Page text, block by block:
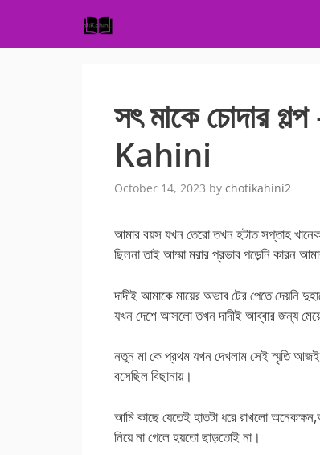
content
সৎ মাকে চোদার
Kahini
October 14, 2023 by chotikahini2
আমার বয়স যখন তেরো তখন হটাত সপ্তাহ
ছিলনা তাই আম্মা মরার প্রভাব পড়েনি কারন
দাদীই আমাকে মায়ের অভাব টের পেতে দেয়নি
যখন দেশে আসলো তখন দাদীই আব্বার জন্য মেয়ে
নতুন মা কে প্রথম যখন দেখলাম সেই স্মৃতি আজই
বসেছিল বিছানায়।
আমি কাছে যেতেই হাতটা ধরে রাখলো
নিয়ে না গেলে হয়তো ছাড়তোই না।